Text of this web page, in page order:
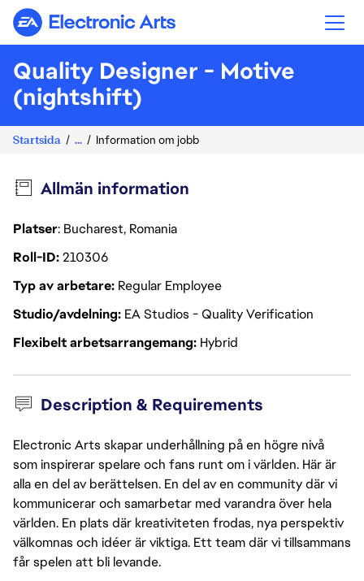
Electronic Arts
Quality Designer - Motive
(nightshift)
Startsida ... Information om jobb
Allmän information
Platser: Bucharest, Romania
Roll-ID210306
Typ av arbetare Regular Employee
Studio/avdelning EA Studios - Quality Verification
Flexibelt arbetsarrangemang Hybrid
Description & Requirements
Electronic Arts skapar underhållning på en högre nivå
som inspirerar spelare och fans runt om i världen. Här är
alla en del av berättelsen. En del av en community där vi
kommunicerar och samarbetar med varandra över hela
världen. En plats där kreativiteten frodas, nya perspektiv
välkomnas och idéer är viktiga. Ett team där vi tillsammans
får spelen att bli levande.